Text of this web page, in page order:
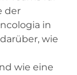
der
in
wie
wie eine